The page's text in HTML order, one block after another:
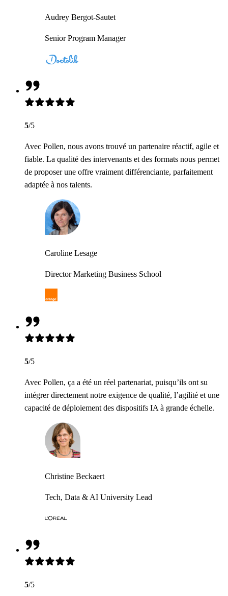
Audrey Bergot-Sautet
Senior Program Manager
5/5
Avec Pollen, nous avons trouvé un partenaire réactif, agile et
fiable. La qualité des intervenants et des formats nous permet
de proposer une offre vraiment différenciante, parfaitement
adaptée à nos talents.
Caroline Lesage
Director Marketing Business School
5/5
Avec Pollen, ça a été un réel partenariat, puisqu’ils ont su
intégrer directement notre exigence de qualité, l’agilité et une
capacité de déploiement des dispositifs IA à grande échelle.
Christine Beckaert
Tech, Data & AI University Lead
5/5